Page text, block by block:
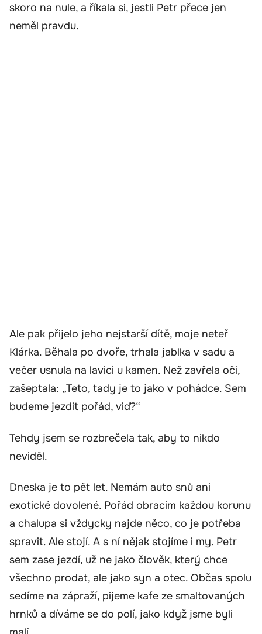
skoro na nule, a říkala si, jestli Petr přece jen
neměl pravdu.
Ale pak přijelo jeho nejstarší dítě, moje neteř
Klárka. Běhala po dvoře, trhala jablka v sadu a
večer usnula na lavici u kamen. Než zavřela oči,
zašeptala: „Teto, tady je to jako v pohádce. Sem
budeme jezdit pořád, viď?“
Tehdy jsem se rozbrečela tak, aby to nikdo
neviděl.
Dneska je to pět let. Nemám auto snů ani
exotické dovolené. Pořád obracím každou korunu
a chalupa si vždycky najde něco, co je potřeba
spravit. Ale stojí. A s ní nějak stojíme i my. Petr
sem zase jezdí, už ne jako člověk, který chce
všechno prodat, ale jako syn a otec. Občas spolu
sedíme na zápraží, pijeme kafe ze smaltovaných
hrnků a díváme se do polí, jako když jsme byli